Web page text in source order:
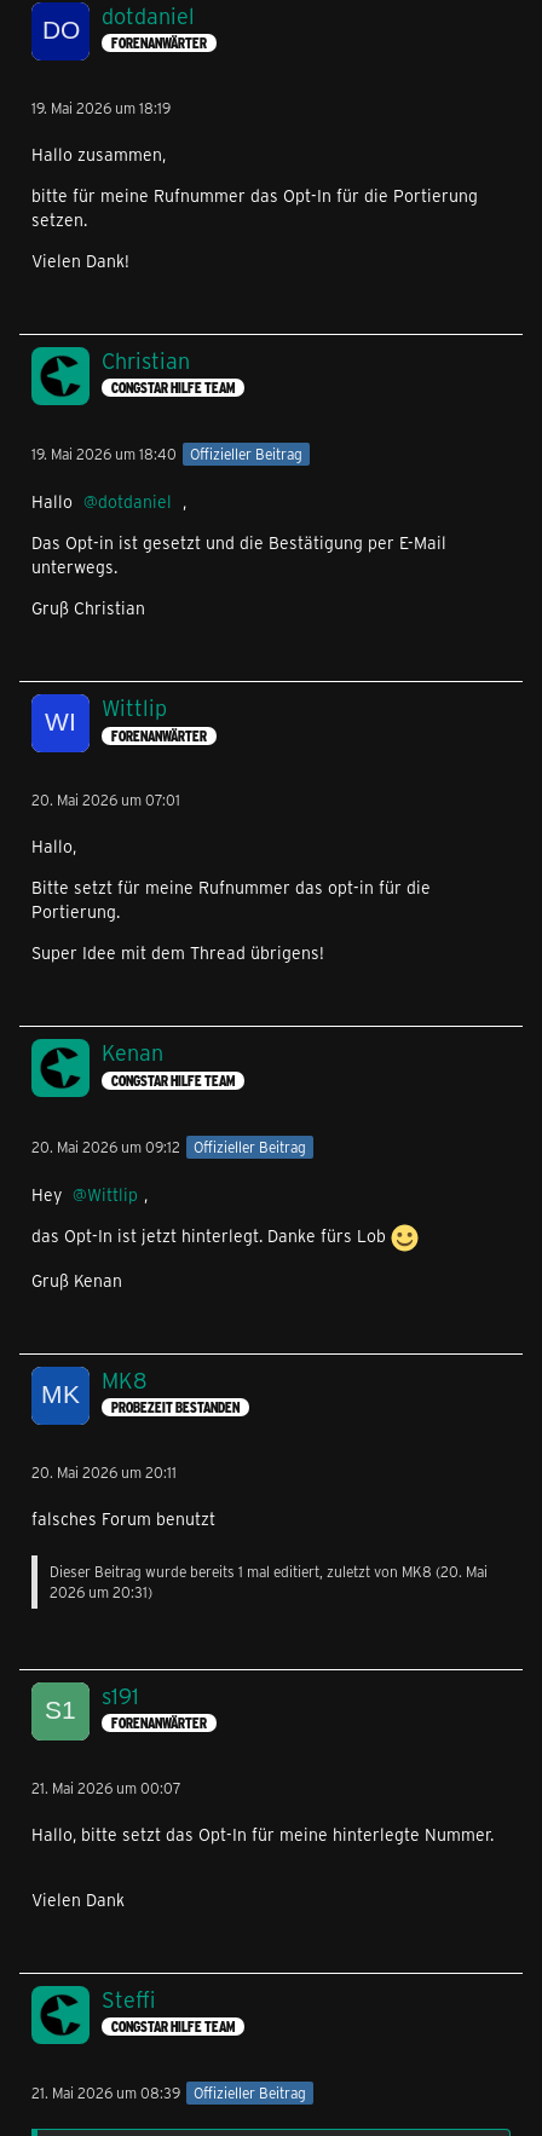
dotdaniel
FORENANWÄRTER
19. Mai 2026 um 18:19
Hallo zusammen,
bitte für meine Rufnummer das Opt-In für die Portierung
setzen.
Vielen Dank!
Christian
CONGSTAR HILFE TEAM
19. Mai 2026 um 18:40 Offizieller Beitrag
Hallo dotdaniel ,
Das Opt-in ist gesetzt und die Bestätigung per E-Mail
unterwegs.
Gruß Christian
Wittlip
FORENANWÄRTER
20. Mai 2026 um 07:01
Hallo,
Bitte setzt für meine Rufnummer das opt-in für die
Portierung.
Super Idee mit dem Thread übrigens!
Kenan
CONGSTAR HILFE TEAM
20. Mai 2026 um 09:12 Offizieller Beitrag
Hey Wittlip ,
das Opt-In ist jetzt hinterlegt. Danke fürs Lob
Gruß Kenan
MK8
PROBEZEIT BESTANDEN
20. Mai 2026 um 20:11
falsches Forum benutzt
Dieser Beitrag wurde bereits 1 mal editiert, zuletzt von MK8 (20. Mai
2026 um 20:31)
s191
FORENANWÄRTER
21. Mai 2026 um 00:07
Hallo, bitte setzt das Opt-In für meine hinterlegte Nummer.
Vielen Dank
Steffi
CONGSTAR HILFE TEAM
21. Mai 2026 um 08:39 Offizieller Beitrag